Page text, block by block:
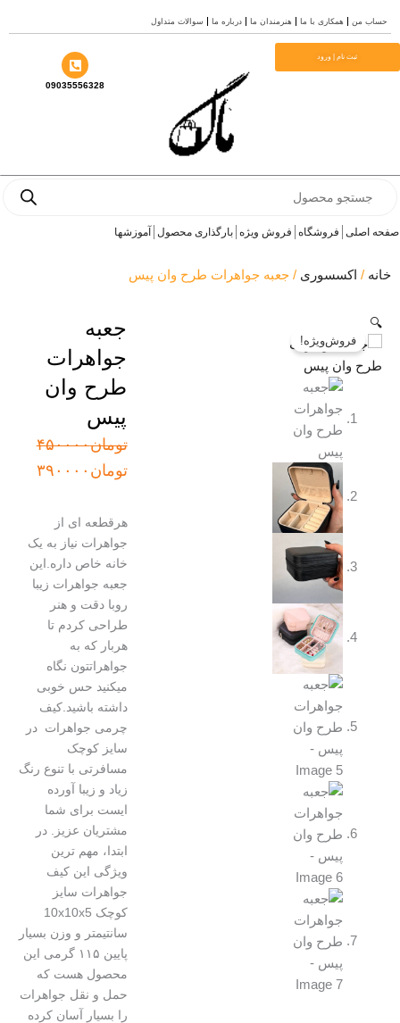
همکاری با ما هنرمندان ما درباره ما سوالات متداول
ثبت نام | ورود
09035556328
فروشگاه فروش ویژه بارگذاری محصول آموزشها
اکسسوری/ جعبه جواهرات طرح وان پیس
فروش‌ویژه!
جعبه
جواهرات
طرح وان
پیس
تومان۴۵۰۰۰۰قیمت
اصلی:
تومان۳۹۰۰۰۰
قیمت
فعلی:
هرقطعه ای از
جواهرات نیاز به یک
خانه خاص داره.این
جعبه جواهرات زیبا
روبا دقت و هنر
طراحی کردم تا
هربار که به
جواهراتتون نگاه
میکنید حس خوبی
داشته باشید.کیف
چرمی جواهرات در
سایز کوچک
مسافرتی با تنوع رنگ
زیاد و زیبا آورده
ایست برای شما
مشتریان عزیز. در
ابتدا، مهم ترین
ویژگی این کیف
جواهرات سایز
کوچک 10x10x5
سانتیمتر و وزن بسیار
پایین ۱۱۵ گرمی این
محصول هست که
حمل و نقل جواهرات
را بسیار آسان کرده